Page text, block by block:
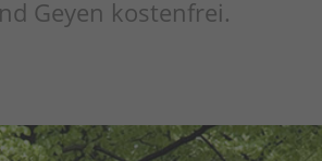
Geyen kostenfrei.